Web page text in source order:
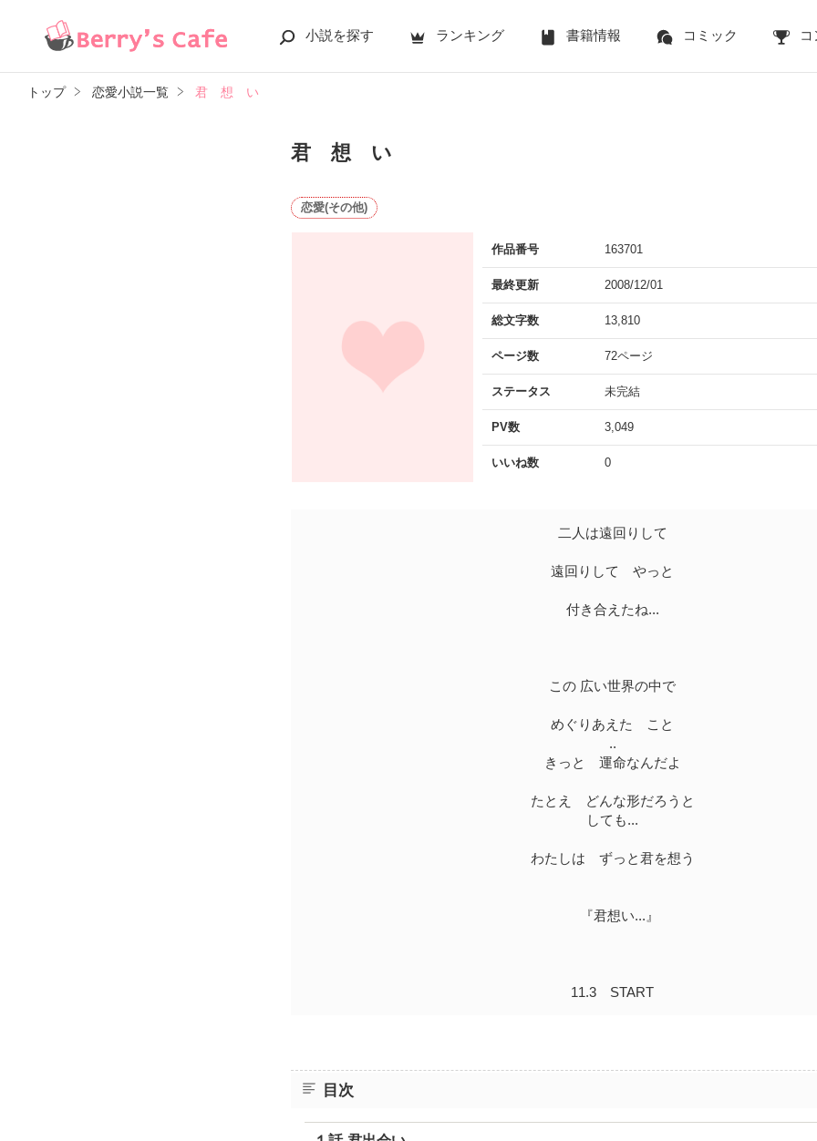
小説を探す ランキング 書籍情報 コミック コ
トップ 恋愛小説一覧 君 想 い
君 想 い
恋愛(その他)
作品番号 163701
最終更新 2008/12/01
総文字数 13,810
ページ数 72ページ
ステータス 未完結
PV数 3,049
いいね数 0
二人は遠回りして
遠回りして やっと
付き合えたね...
この 広い世界の中で
めぐりあえた こと
..
きっと 運命なんだよ
たとえ どんな形だろうと
しても...
わたしは ずっと君を想う
『君想い...』
11.3 START
目次